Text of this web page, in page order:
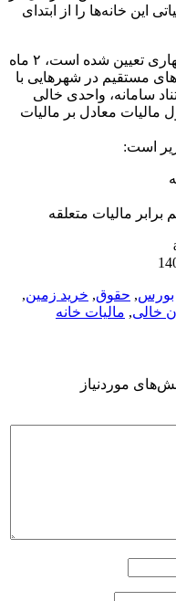
این خانه‌ها را از ابتدای
مهلت قانونی که برای انجام این خوداظهاری تعیین شده است، ۲ ماه
قانون مالیات‌های مستقیم در شهرهایی با
سامانه، واحدی خالی
مالیات معادل بر مالیات
است:
مالیات متعلقه
بورس, حقوق, خرید زمین,
خالی, مالیات خانه
موردنیاز